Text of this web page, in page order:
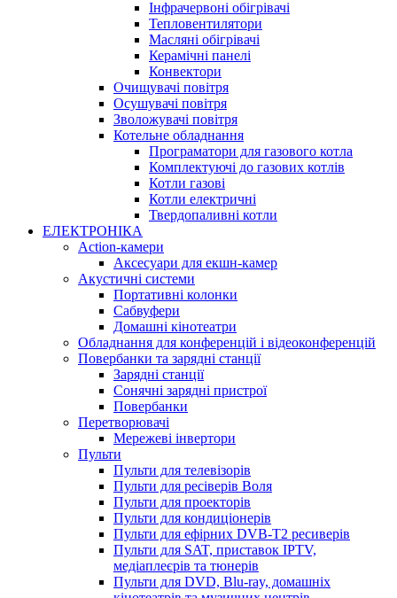
Інфрачервоні обігрівачі
Тепловентилятори
Масляні обігрівачі
Керамічні панелі
Конвектори
Очищувачі повітря
Осушувачі повітря
Зволожувачі повітря
Котельне обладнання
Програматори для газового котла
Комплектуючі до газових котлів
Котли газові
Котли електричні
Твердопаливні котли
ЕЛЕКТРОНІКА
Action-камери
Аксесуари для екшн-камер
Акустичні системи
Портативні колонки
Сабвуфери
Домашні кінотеатри
Обладнання для конференцій і відеоконференцій
Повербанки та зарядні станції
Зарядні станції
Сонячні зарядні пристрої
Повербанки
Перетворювачі
Мережеві інвертори
Пульти
Пульти для телевізорів
Пульти для ресіверів Воля
Пульти для проекторів
Пульти для кондиціонерів
Пульти для ефірних DVB-T2 ресиверів
Пульти для SAT, приставок IPTV,
медіаплеєрів та тюнерів
Пульти для DVD, Blu-ray, домашніх